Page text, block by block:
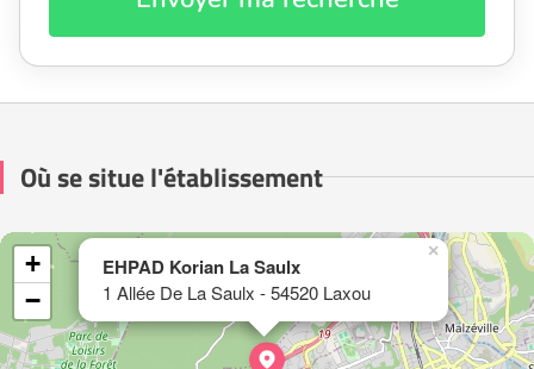
Où se situe l'établissement
EHPAD Korian La Saulx
1 Allée De La Saulx - 54520 Laxou
×
+
−